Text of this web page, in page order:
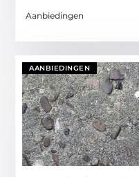
Aanbiedingen
AANBIEDINGEN